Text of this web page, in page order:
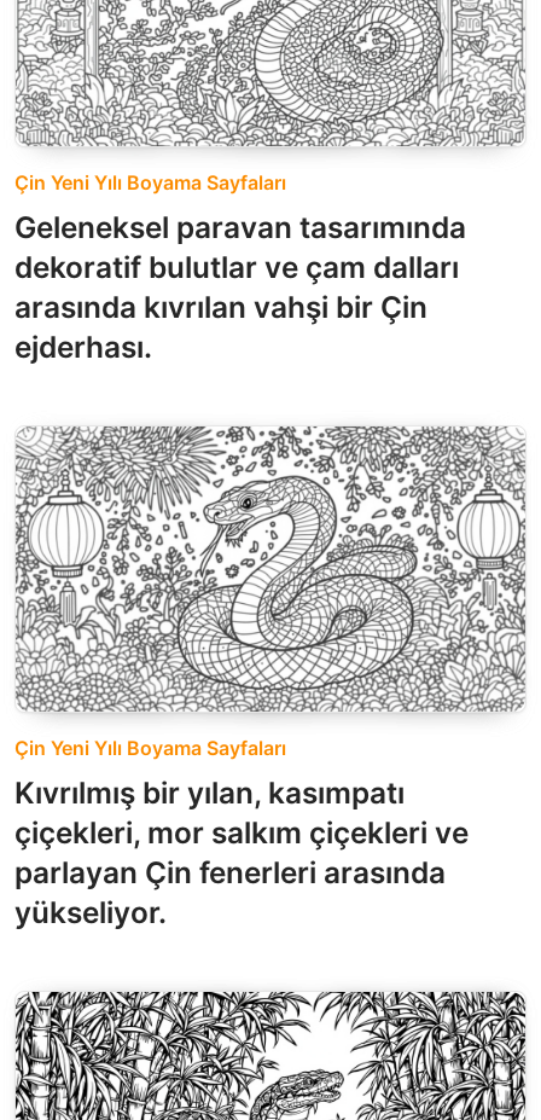
Çin Yeni Yılı Boyama Sayfaları
Geleneksel paravan tasarımında
dekoratif bulutlar ve çam dalları
arasında kıvrılan vahşi bir Çin
ejderhası.
Çin Yeni Yılı Boyama Sayfaları
Kıvrılmış bir yılan, kasımpatı
çiçekleri, mor salkım çiçekleri ve
parlayan Çin fenerleri arasında
yükseliyor.